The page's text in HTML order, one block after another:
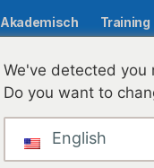
Akademisch Training
Verändern Sie Ihren
We've detected you
Do you want to
English